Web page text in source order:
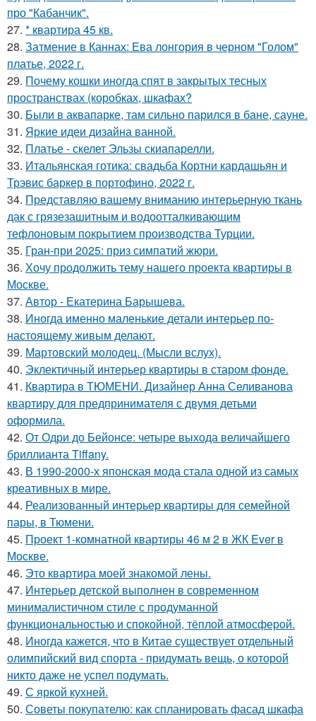
про "Кабанчик".
27. * квартира 45 кв.
28. Затмение в Каннах: Ева лонгория в черном "Голом"
платье, 2022 г.
29. Почему кошки иногда спят в закрытых тесных
пространствах (коробках, шкафах?
30. Были в аквапарке, там сильно парился в бане, сауне.
31. Яркие идеи дизайна ванной.
32. Платье - скелет Эльзы скиапарелли.
33. Итальянская готика: свадьба Кортни кардашьян и
Трэвис баркер в портофино, 2022 г.
34. Представляю вашему вниманию интерьерную ткань
дак с грязезашитным и водоотталкивающим
тефлоновым покрытием производства Турции.
35. Гран-при 2025: приз симпатий жюри.
36. Хочу продолжить тему нашего проекта квартиры в
Москве.
37. Автор - Екатерина Барышева.
38. Иногда именно маленькие детали интерьер по-
настоящему живым делают.
39. Мартовский молодец. (Мысли вслух).
40. Эклектичный интерьер квартиры в старом фонде.
41. Квартира в ТЮМЕНИ. Дизайнер Анна Селиванова
квартиру для предпринимателя с двумя детьми
оформила.
42. От Одри до Бейонсе: четыре выхода величайшего
бриллианта Tiffany.
43. В 1990-2000-х японская мода стала одной из самых
креативных в мире.
44. Реализованный интерьер квартиры для семейной
пары, в Тюмени.
45. Проект 1-комнатной квартиры 46 м 2 в ЖК Ever в
Москве.
46. Это квартира моей знакомой лены.
47. Интерьер детской выполнен в современном
минималистичном стиле с продуманной
функциональностью и спокойной, тёплой атмосферой.
48. Иногда кажется, что в Китае существует отдельный
олимпийский вид спорта - придумать вещь, о которой
никто даже не успел подумать.
49. С яркой кухней.
50. Советы покупателю: как спланировать фасад шкафа